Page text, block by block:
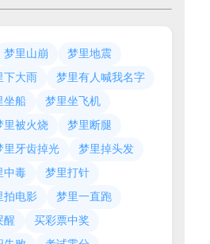
梦里山崩
梦里地震
下大雨
梦里有人喊我名字
坐船
梦里坐飞机
里被火烧
梦里断腿
里牙齿掉光
梦里掉头发
中毒
梦里打针
拍电影
梦里一直跑
醒
买彩票中奖